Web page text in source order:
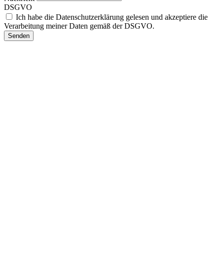
DSGVO
Ich habe die Datenschutzerklärung gelesen und akzeptiere die
Verarbeitung meiner Daten gemäß der DSGVO.
Senden